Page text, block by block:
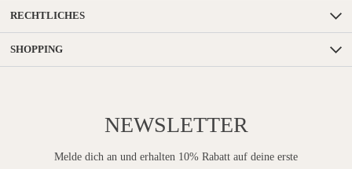
RECHTLICHES
SHOPPING
NEWSLETTER
Melde dich an und erhalten 10% Rabatt auf deine erste